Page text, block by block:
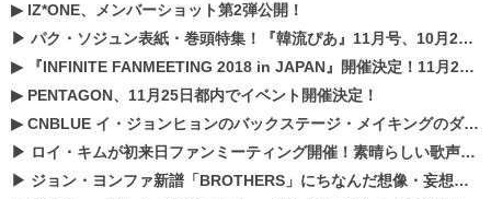
▶ IZ*ONE、メンバーショット第2弾公開！
▶ パク・ソジュン表紙・巻頭特集！『韓流ぴあ』11月号、10月22日（月）発売！
▶
『INFINITE FANMEETING 2018 in JAPAN』開催決定！11月21、22日にパシフィコ横浜にて実施
▶ PENTAGON、11月25日都内でイベント開催決定！
▶CNBLUE イ・ジョンヒョンのバックステージ・メイキングのダイジェスト映像が公開！
▶ ロイ・キムが初来日ファンミーティング開催！素晴らしい歌声に癒される贅沢な時間
▶ ジョン・ヨンファ新譜「BROTHERS」にちなんだ想像・妄想企画がスタート！